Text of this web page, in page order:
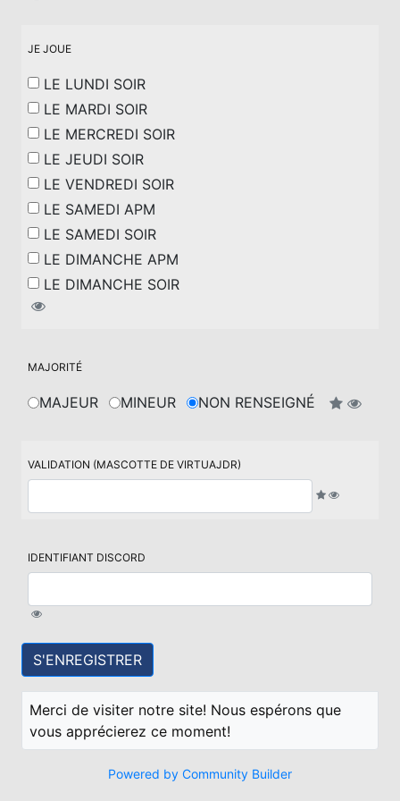
JE JOUE
LE LUNDI SOIR
LE MARDI SOIR
LE MERCREDI SOIR
LE JEUDI SOIR
LE VENDREDI SOIR
LE SAMEDI APM
LE SAMEDI SOIR
LE DIMANCHE APM
LE DIMANCHE SOIR
MAJORITÉ
MAJEUR MINEUR NON RENSEIGNÉ
VALIDATION (MASCOTTE DE VIRTUAJDR)
IDENTIFIANT DISCORD
Merci de visiter notre site! Nous espérons que
vous apprécierez ce moment!
Powered by Community Builder